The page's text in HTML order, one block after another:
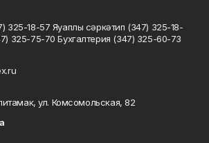
325-18-57 Яуаплы сәркәтип (347) 325-18-
325-75-70 Бухгалтерия (347) 325-60-73
ул. Комсомольская, 82